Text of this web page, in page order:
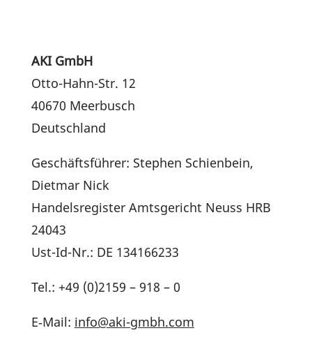
AKI GmbH
Otto-Hahn-Str. 12
40670 Meer­busch
Deutsch­land
Geschäfts­führer: Stephen Schien­bein,
Dietmar Nick
Handels­re­gister Amts­ge­richt Neuss HRB
24043
Ust-Id-Nr.: DE 134166233
Tel.: +49 (0)2159 – 918 – 0
E‑Mail: info@aki-gmbh.com